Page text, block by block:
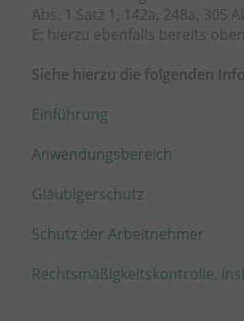
Abs. 1 Satz 1, 142a, 248a, 305
E; hierzu ebenfalls bereits
Siehe hierzu die folgenden
Einführung
Anwendungsbereich
Gläubigerschutz
Schutz der Arbeitnehmer
Rechtsmäßigkeitskontrolle,